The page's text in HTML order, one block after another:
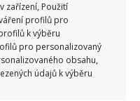
zařízení, Použití
profilů pro
k výběru
pro personalizovaný
obsahu,
údajů k výběru